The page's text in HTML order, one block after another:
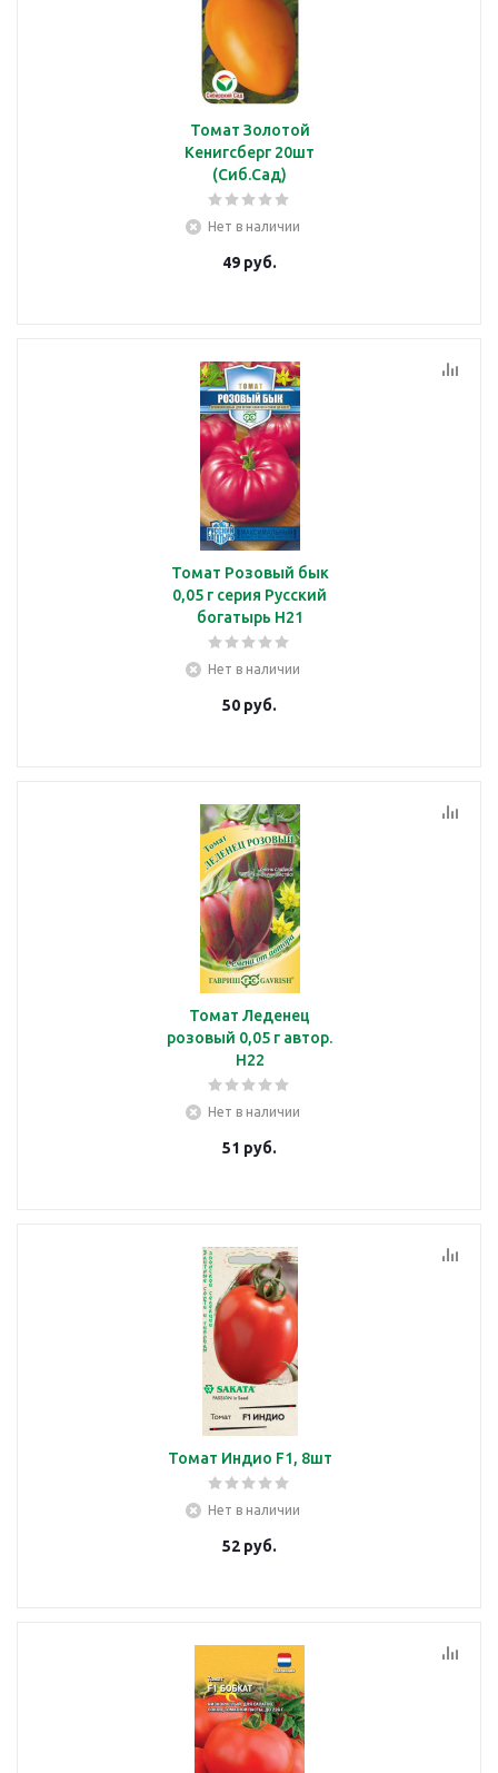
Томат Золотой
Кенигсберг 20шт
(Сиб.Сад)
Нет в наличии
49 руб.
Томат Розовый бык
0,05 г серия Русский
богатырь Н21
Нет в наличии
50 руб.
Томат Леденец
розовый 0,05 г автор.
Н22
Нет в наличии
51 руб.
Томат Индио F1, 8шт
Нет в наличии
52 руб.